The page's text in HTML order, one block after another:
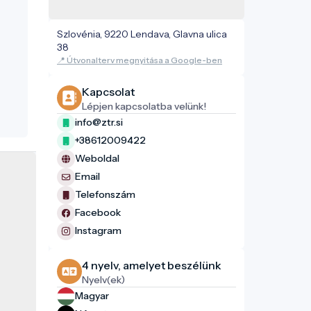
Szlovénia, 9220 Lendava, Glavna ulica
38
📍 Útvonalterv megnyitása a Google-ben
Kapcsolat
Lépjen kapcsolatba velünk!
info@ztr.si
+38612009422
Weboldal
Email
Telefonszám
Facebook
Instagram
4 nyelv, amelyet beszélünk
Nyelv(ek)
Magyar